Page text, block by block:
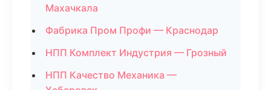
Махачкала
Фабрика Пром Профи — Краснодар
НПП Комплект Индустрия — Грозный
НПП Качество Механика —